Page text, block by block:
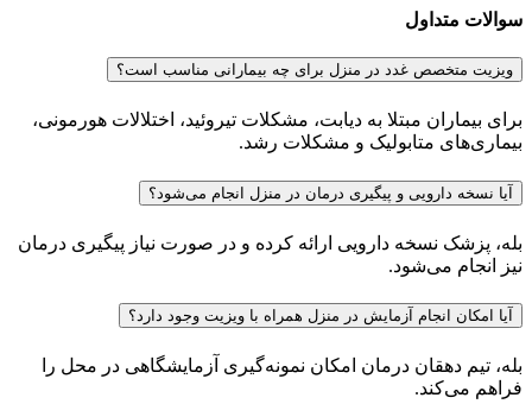
سوالات متداول
ویزیت متخصص غدد در منزل برای چه بیمارانی مناسب است؟
برای بیماران مبتلا به دیابت، مشکلات تیروئید، اختلالات هورمونی،
بیماری‌های متابولیک و مشکلات رشد.
آیا نسخه دارویی و پیگیری درمان در منزل انجام می‌شود؟
بله، پزشک نسخه دارویی ارائه کرده و در صورت نیاز پیگیری درمان
نیز انجام می‌شود.
آیا امکان انجام آزمایش در منزل همراه با ویزیت وجود دارد؟
بله، تیم دهقان درمان امکان نمونه‌گیری آزمایشگاهی در محل را
فراهم می‌کند.